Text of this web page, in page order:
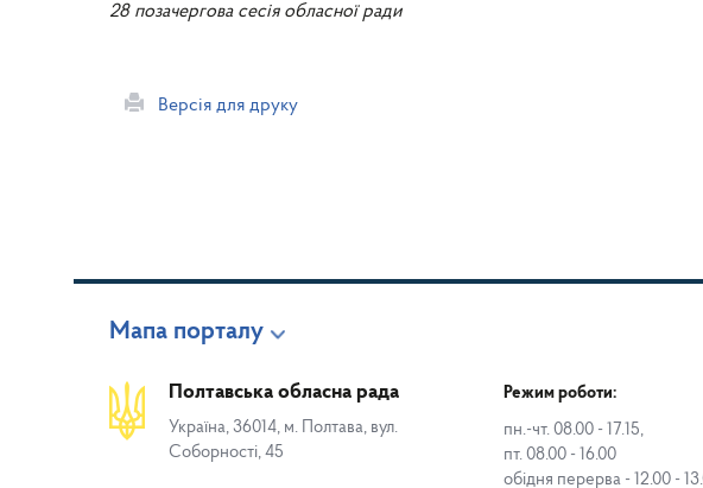
28 позачергова сесія обласної ради
Версія для друку
Мапа порталу
Полтавська обласна рада
Україна, 36014, м. Полтава, вул.
Соборності, 45
Режим роботи:
пн.-чт. 08.00 - 17.15,
пт. 08.00 - 16.00
обідня перерва - 12.00 -